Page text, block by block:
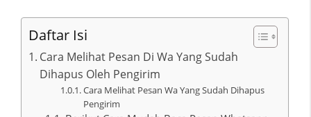
Daftar Isi
Cara Melihat Pesan Di Wa Yang Sudah
Dihapus Oleh Pengirim
Cara Melihat Pesan Wa Yang Sudah Dihapus
Pengirim